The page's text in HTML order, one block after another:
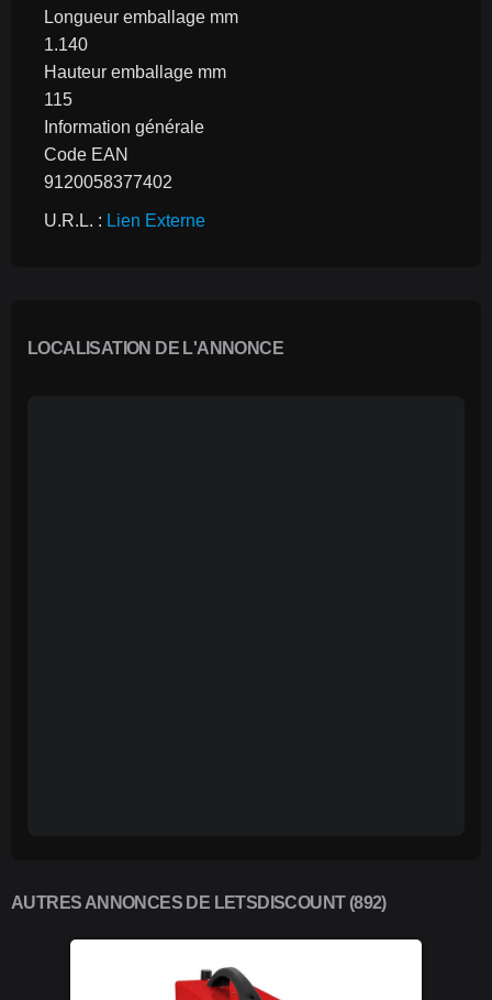
Longueur emballage mm
1.140
Hauteur emballage mm
115
Information générale
Code EAN
9120058377402
U.R.L. : Lien Externe
LOCALISATION DE L'ANNONCE
AUTRES ANNONCES DE LETSDISCOUNT (892)